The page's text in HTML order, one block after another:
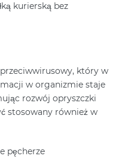
kurierską bez
który w
w organizmie staje
rozwój opryszczki
stosowany również w
pęcherze